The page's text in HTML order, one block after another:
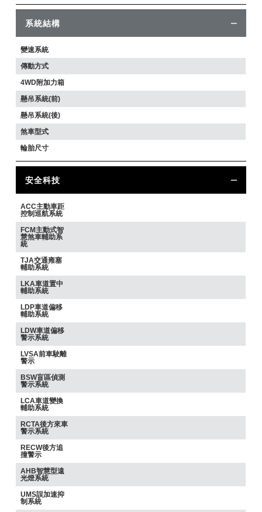
系統結構
變速系統
傳動方式
4WD附加力箱
懸吊系統(前)
懸吊系統(後)
煞車型式
輪胎尺寸
安全科技
ACC主動車距
控制巡航系統
FCM主動式智
慧煞車輔助系
統
TJA交通雍塞
輔助系統
LKA車道置中
輔助系統
LDP車道偏移
輔助系統
LDW車道偏移
警示系統
LVSA前車駛離
警示
BSW盲區偵測
警示系統
LCA車道變換
輔助系統
RCTA後方來車
警示系統
RECW後方追
撞警示
AHB智慧型遠
光燈系統
UMS誤加速抑
制系統